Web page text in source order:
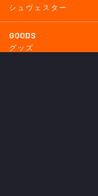
シュヴェスター
GOODS
グッズ